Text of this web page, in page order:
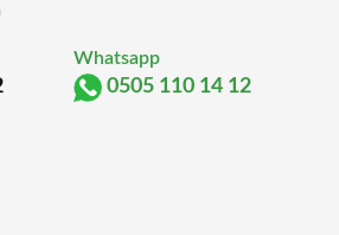
Whatsapp
0505 110 14 12